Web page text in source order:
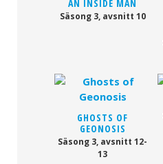
AN INSIDE MAN
Säsong 3, avsnitt 10
GHOSTS OF
GEONOSIS
Säsong 3, avsnitt 12-
13